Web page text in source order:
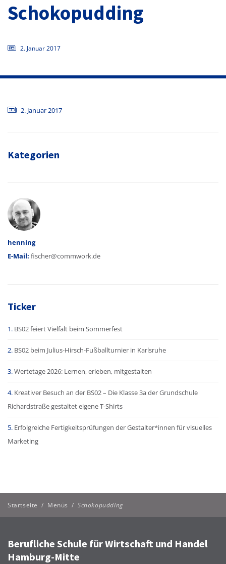
Schokopudding
2. Januar 2017
2. Januar 2017
Kategorien
Autor
henning
E-Mail: fischer@commwork.de
Ticker
BS02 feiert Vielfalt beim Sommerfest
BS02 beim Julius-Hirsch-Fußballturnier in Karlsruhe
Wertetage 2026: Lernen, erleben, mitgestalten
Kreativer Besuch an der BS02 – Die Klasse 3a der Grundschule
Richardstraße gestaltet eigene T-Shirts
Erfolgreiche Fertigkeitsprüfungen der Gestalter*innen für visuelles
Marketing
Startseite / Menüs / Schokopudding
Berufliche Schule für Wirtschaft und Handel
Hamburg-Mitte